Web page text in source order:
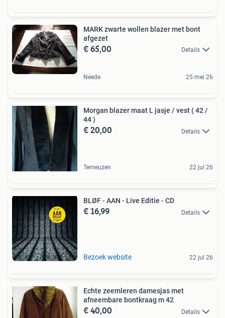
MARK zwarte wollen blazer met bont
afgezet
€ 65,00 Details
Neede 25 mei 26
Morgan blazer maat L jasje / vest ( 42 /
44 )
€ 20,00 Details
Terneuzen 22 jul 26
BLØF - AAN - Live Editie - CD
€ 16,99 Details
Bezoek website 22 jul 26
Echte zeemleren damesjas met
afneembare bontkraag m 42
€ 40,00 Details